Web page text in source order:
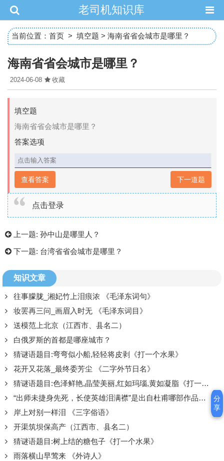
老司机知识库
当前位置： 首页 > 填空题 > 海南省省会城市是哪里？
海南省省会城市是哪里？
2024-06-08 收藏
填空题
海南省省会城市是哪里？
答案选项
查看答案 下一道题
点击登录
上一题: 孙中山是哪里人？
下一题: 台湾省省会城市是哪里？
知识文章
往事朦胧_湘妃竹上泪痕浓 《毛泽东词句》
妆罢再三问_画眉入时无 《毛泽东词目》
送模范上北京（江西市、县名二）
白俄罗斯的首都是哪座城市？
猜谜语题目:弯弯似小船,轻轻将皮剥《打一个水果》
花开又花落_最终委芳尘 《二字外节日名》
猜谜语题目:色泽鲜艳,晶莹美丽,红如玛瑙,黄如凝脂《打一个水果》
“出师未捷身先死，长使英雄泪满襟”是出自杜甫哪部作品中的名句？
岸上对别一样泪 《三字俗语》
开渠筑坝保高产（江西市、县名二）
猜谜语题目:树上结的糖包子《打一个水果》
雨落横山早莺来 《外诗人》
分
享
分
享